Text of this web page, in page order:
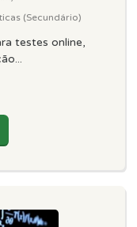
(Secundário)
testes online,